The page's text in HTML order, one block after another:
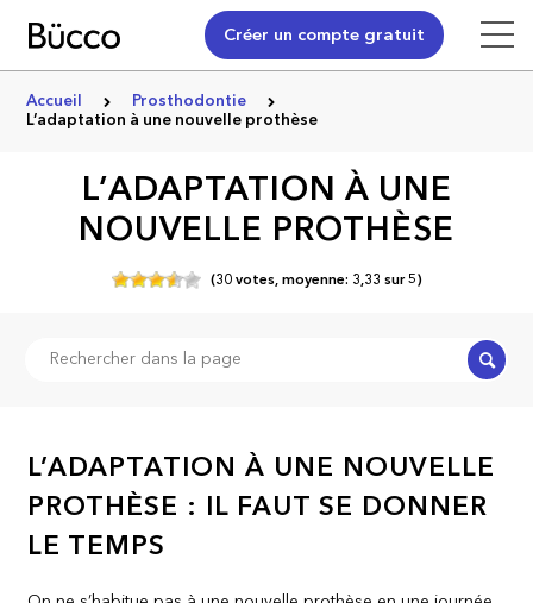
Créer un compte gratuit
Accueil
Prosthodontie
L’adaptation à une nouvelle prothèse
L’ADAPTATION À UNE
NOUVELLE PROTHÈSE
(30votes,moyenne: 3,33 sur5)
L’ADAPTATION À UNE NOUVELLE
PROTHÈSE : IL FAUT SE DONNER
LE TEMPS